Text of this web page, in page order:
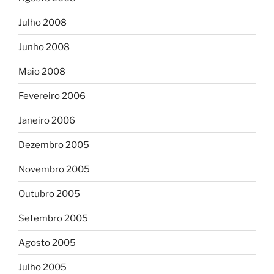
Julho 2008
Junho 2008
Maio 2008
Fevereiro 2006
Janeiro 2006
Dezembro 2005
Novembro 2005
Outubro 2005
Setembro 2005
Agosto 2005
Julho 2005